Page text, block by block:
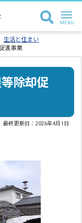
生活と住まい
進事業
除却促
最終更新日：2026年4月1日